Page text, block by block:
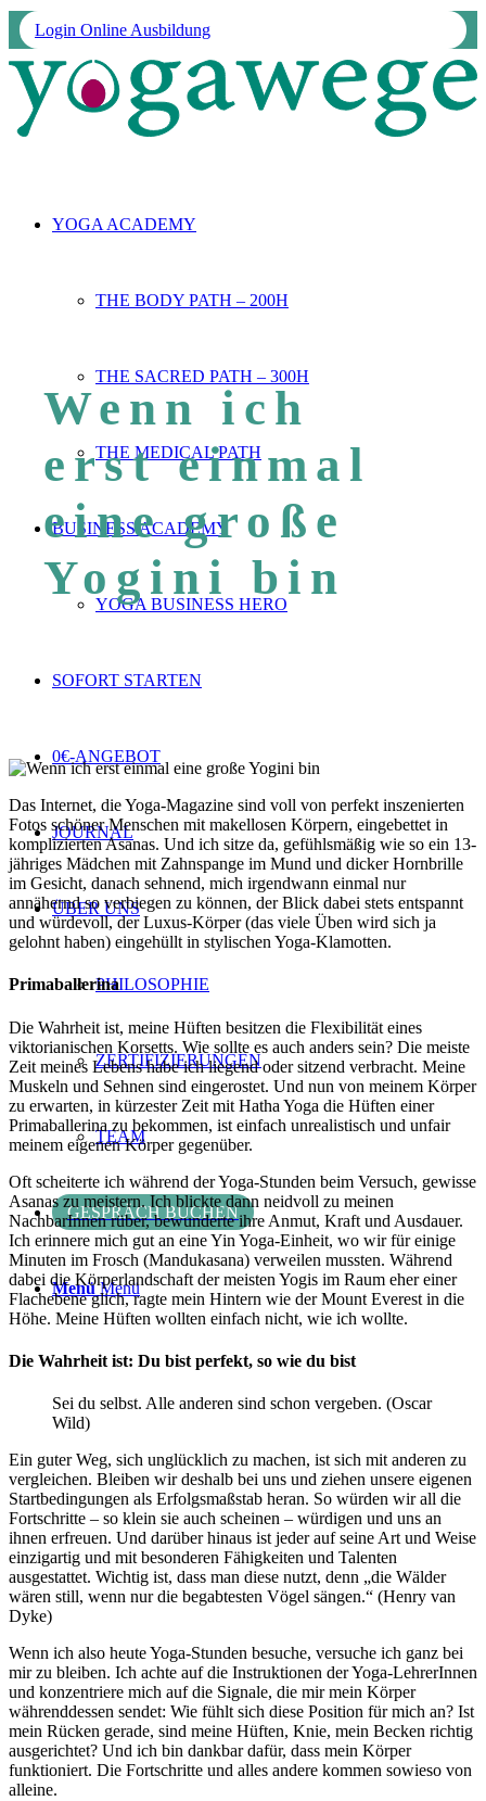
Login Online Ausbildung
YOGA ACADEMY
THE BODY PATH – 200H
THE SACRED PATH – 300H
THE MEDICAL PATH
BUSINESS ACADEMY
YOGA BUSINESS HERO
SOFORT STARTEN
0€-ANGEBOT
JOURNAL
ÜBER UNS
PHILOSOPHIE
ZERTIFIZIERUNGEN
TEAM
GESPRÄCH BUCHEN
Menü Menü
Wenn ich
erst einmal
eine große
Yogini bin
Das Internet, die Yoga-Magazine sind voll von perfekt inszenierten
Fotos schöner Menschen mit makellosen Körpern, eingebettet in
komplizierten Asanas. Und ich sitze da, gefühlsmäßig wie so ein 13-
jähriges Mädchen mit Zahnspange im Mund und dicker Hornbrille
im Gesicht, danach sehnend, mich irgendwann einmal nur
annähernd so verbiegen zu können, der Blick dabei stets entspannt
und würdevoll, der Luxus-Körper (das viele Üben wird sich ja
gelohnt haben) eingehüllt in stylischen Yoga-Klamotten.
Primaballerina
Die Wahrheit ist, meine Hüften besitzen die Flexibilität eines
viktorianischen Korsetts. Wie sollte es auch anders sein? Die meiste
Zeit meines Lebens habe ich liegend oder sitzend verbracht. Meine
Muskeln und Sehnen sind eingerostet. Und nun von meinem Körper
zu erwarten, in kürzester Zeit mit Hatha Yoga die Hüften einer
Primaballerina zu bekommen, ist einfach unrealistisch und unfair
meinem eigenen Körper gegenüber.
Oft scheiterte ich während der Yoga-Stunden beim Versuch, gewisse
Asanas zu meistern. Ich blickte dann neidvoll zu meinen
NachbarInnen rüber, bewunderte ihre Anmut, Kraft und Ausdauer.
Ich erinnere mich gut an eine Yin Yoga-Einheit, wo wir für einige
Minuten im Frosch (Mandukasana) verweilen mussten. Während
dabei die Körperlandschaft der meisten Yogis im Raum eher einer
Flachebene glich, ragte mein Hintern wie der Mount Everest in die
Höhe. Meine Hüften wollten einfach nicht, wie ich wollte.
Die Wahrheit ist: Du bist perfekt, so wie du bist
Sei du selbst. Alle anderen sind schon vergeben. (Oscar
Wild)
Ein guter Weg, sich unglücklich zu machen, ist sich mit anderen zu
vergleichen. Bleiben wir deshalb bei uns und ziehen unsere eigenen
Startbedingungen als Erfolgsmaßstab heran. So würden wir all die
Fortschritte – so klein sie auch scheinen – würdigen und uns an
ihnen erfreuen. Und darüber hinaus ist jeder auf seine Art und Weise
einzigartig und mit besonderen Fähigkeiten und Talenten
ausgestattet. Wichtig ist, dass man diese nutzt, denn „die Wälder
wären still, wenn nur die begabtesten Vögel sängen.“ (Henry van
Dyke)
Wenn ich also heute Yoga-Stunden besuche, versuche ich ganz bei
mir zu bleiben. Ich achte auf die Instruktionen der Yoga-LehrerInnen
und konzentriere mich auf die Signale, die mir mein Körper
währenddessen sendet: Wie fühlt sich diese Position für mich an? Ist
mein Rücken gerade, sind meine Hüften, Knie, mein Becken richtig
ausgerichtet? Und ich bin dankbar dafür, dass mein Körper
funktioniert. Die Fortschritte und alles andere kommen sowieso von
alleine.